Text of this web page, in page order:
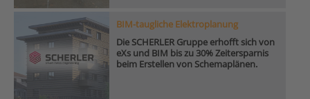
BIM-taugliche Elektroplanung
Die SCHERLER Gruppe erhofft sich von
eXs und BIM bis zu 30% Zeitersparnis
beim Erstellen von Schemaplänen.